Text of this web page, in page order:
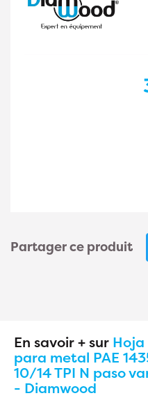
Partager ce produit
En savoir + sur
para metal PAE
10/14 TPI N paso
- Diamwood